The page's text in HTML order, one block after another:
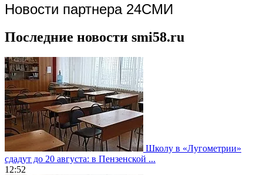
Новости партнера 24СМИ
Последние новости smi58.ru
Школу в «Лугометрии»
сдадут до 20 августа: в Пензенской ...
12:52